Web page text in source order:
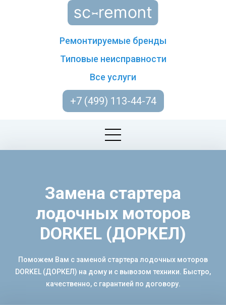
Ремонтируемые бренды
Типовые неисправности
Все услуги
+7 (499) 113-44-74
Замена стартера
лодочных моторов
DORKEL (ДОРКЕЛ)
Поможем Вам с заменой стартера лодочных моторов
DORKEL (ДОРКЕЛ) на дому и с вывозом техники. Быстро,
качественно, с гарантией по договору.